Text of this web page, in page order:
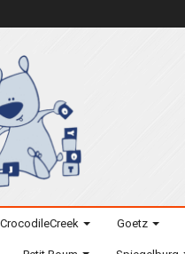
CrocodileCreek Goetz